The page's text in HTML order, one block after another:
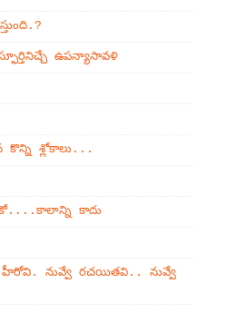
ఉపన్యాసావళి
కొన్ని శ్లోకాలు...
కాదు
హీరోవి. నువ్వే రచయితవి.. నువ్వే